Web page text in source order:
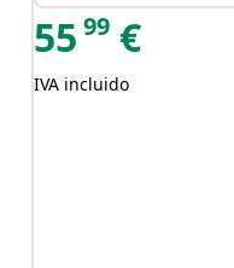
55 99 €
IVA incluido